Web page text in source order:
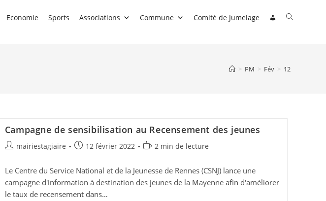
Economie Sports Associations Commune Comité de Jumelage Toggle
> PM > Fév > 12
Campagne de sensibilisation au Recensement des jeunes
Auteur/autrice
la
publication :
mairiestagiaire
Publication
12 février 2022
Temps
lecture :
2 min de lecture
Le Centre du Service National et de la Jeunesse de Rennes (CSNJ) lance une
campagne d'information à destination des jeunes de la Mayenne afin d'améliorer
le taux de recensement dans…